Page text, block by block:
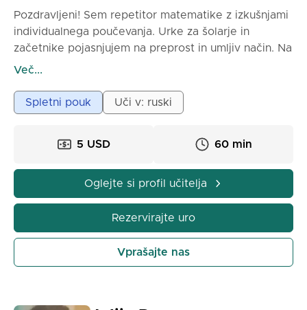
Pozdravljeni! Sem repetitor matematike z izkušnjami
individualnega poučevanja. Urke za šolarje in
začetnike pojasnjujem na preprost in umljiv način. Na
pouku si ogledujemo teme, rešujemo primere in
program učenčevim znanjim in ciljem, pomagam
razvijati logično mišljenje in samozavest pri reševanju
izboljšajo svoje rezultate.
Več...
Spletni pouk Uči v: ruski
5 USD 60 min
Oglejte si profil učitelja
Rezervirajte uro
Vprašajte nas